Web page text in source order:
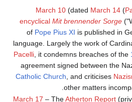
March 10(dated March 14(
encyclical Mit brennender Sorge
of Pope Pius XI is published in
language. Largely the work of
Pacelli, it condemns breaches of the
agreement signed between the
Catholic Church , and criticises
other matters
March 17 – TheAtherton Report